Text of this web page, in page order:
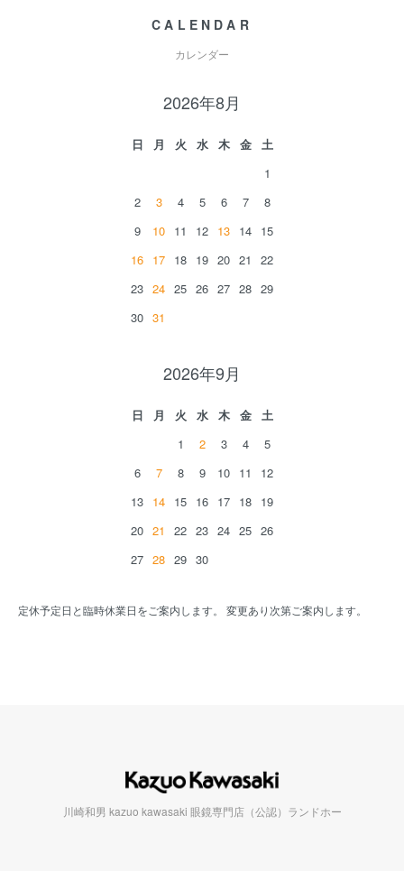
CALENDAR
カレンダー
2026年8月
日 月 火 水 木 金
土
1
2
3 4 5 6 7
8
9
10 11 12 13 14 15
16 17 18 19 20 21
22
23 24 25 26 27 28 29
30 31
2026年9月
日 月 火 水 木 金
土
1
2 3 4
5
6
7 8 9 10 11
12
13 14 15 16 17 18 19
20 21 22 23 24 25 26
27 28 29 30
定休予定日と臨時休業日をご案内します。 変更あり次第ご案内します。
川崎和男 kazuo kawasaki 眼鏡専門店（公認）ランドホー